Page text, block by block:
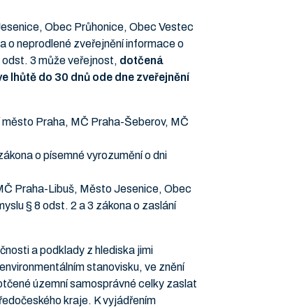
Obec Průhonice, Obec Vestec
o neprodlené zveřejnění informace o
odst. 3 může veřejnost, dotčená
lhůtě do 30 dnů ode dne zveřejnění
Praha, MČ Praha-Šeberov, MČ
o písemné vyrozumění o dni
Praha-Libuš, Město Jesenice, Obec
§ 8 odst. 2 a 3 zákona o zaslání
a podklady z hlediska jimi
stanovisku, ve znění
územní samosprávné celky zaslat
kraje. K vyjádřením